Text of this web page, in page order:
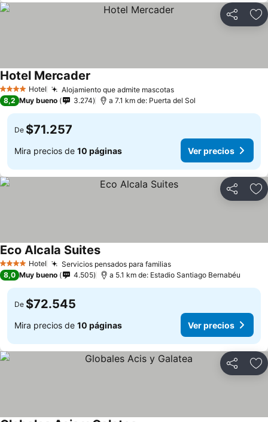
Compartir
4 EstrellasHotel Alojamiento que admite mascotas
Hotel Mercader
8,2 Muy bueno 3.274 a 7.1 km de: Puerta del Sol
De $71.257
Mira precios de 10 páginas Ver precios
Compartir
4 EstrellasHotel Servicios pensados para familias
Eco Alcala Suites
8,0 Muy bueno 4.505 a 5.1 km de: Estadio Santiago Bernabéu
De $72.545
Mira precios de 10 páginas Ver precios
Compartir